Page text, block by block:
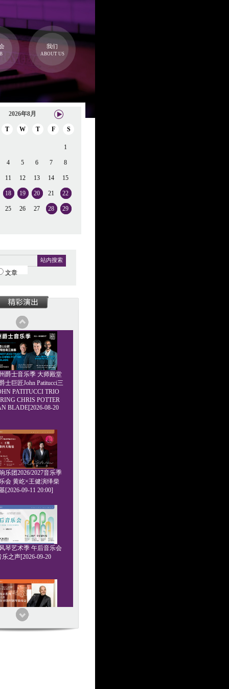
我们
ABOUT US
2026年8月
T W T F S
1
4 5 6 7 8
11 12 13 14 15
18 19 20 21 22
25 26 27 28 29
站内搜索
文章
爵士音乐季 大师殿堂
士巨匠John Patitucci三
PATITUCCI TRIO
CHRIS POTTER
BLADE[2026-08-20
乐团2026/2027音乐季
会 黄屹×王健演绎柴
[2026-09-11 20:00]
琴艺术季 午后音乐会
乐之声[2026-09-20
系列 浪漫王者 基里尔
琴独奏会[2026-09-24